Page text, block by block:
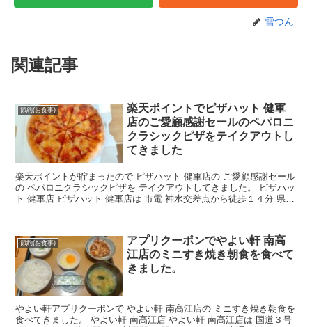
雪つん
関連記事
節約(お食事)
楽天ポイントでピザハット 健軍
店のご愛顧感謝セールのペパロニ
クラシックピザをテイクアウトし
てきました
楽天ポイントが貯まったので ピザハット 健軍店の ご愛顧感謝セール
の ペパロニクラシックピザを テイクアウトしてきました。 ピザハッ
ト 健軍店 ピザハット 健軍店は 市電 神水交差点から徒歩１４分 県庁
節約(お食事)
アプリクーポンでやよい軒 南高
江店のミニすき焼き朝食を食べて
きました。
やよい軒アプリクーポンで やよい軒 南高江店の ミニすき焼き朝食を
食べてきました。 やよい軒 南高江店 やよい軒 南高江店は 国道３号